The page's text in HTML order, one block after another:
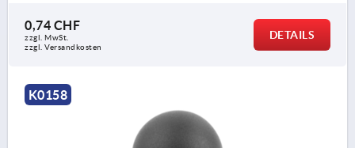
0,74 CHF
zzgl. MwSt.
zzgl. Versandkosten
DETAILS
K0158